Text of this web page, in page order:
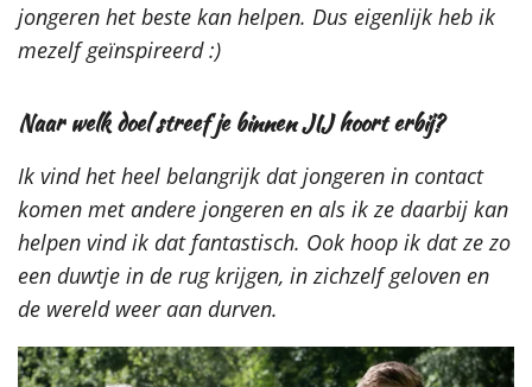
jongeren het beste kan helpen. Dus eigenlijk heb ik
mezelf geïnspireerd :)
Naar welk doel streef je binnen JIJ hoort erbij?
Ik vind het heel belangrijk dat jongeren in contact
komen met andere jongeren en als ik ze daarbij kan
helpen vind ik dat fantastisch. Ook hoop ik dat ze zo
een duwtje in de rug krijgen, in zichzelf geloven en
de wereld weer aan durven.